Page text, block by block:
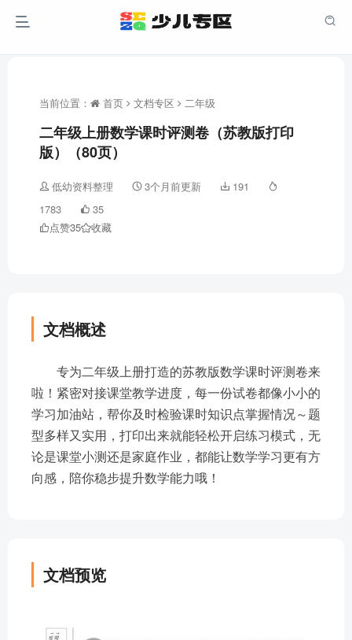
当前位置： 首页 文档专区 二年级
二年级上册数学课时评测卷（苏教版打印
版）（80页）
低幼资料整理 3个月前更新
191
1783
35
点赞35 收藏
文档概述
专为二年级上册打造的苏教版数学课时评测卷来
啦！紧密对接课堂教学进度，每一份试卷都像小小的
学习加油站，帮你及时检验课时知识点掌握情况～题
型多样又实用，打印出来就能轻松开启练习模式，无
论是课堂小测还是家庭作业，都能让数学学习更有方
向感，陪你稳步提升数学能力哦！
文档预览